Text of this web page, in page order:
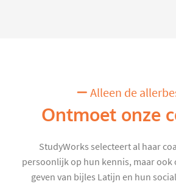
Alleen de
Ontmoet onze
StudyWorks selecteert al haar
persoonlijk op hun kennis, maar ook
geven van bijles Latijn en hun